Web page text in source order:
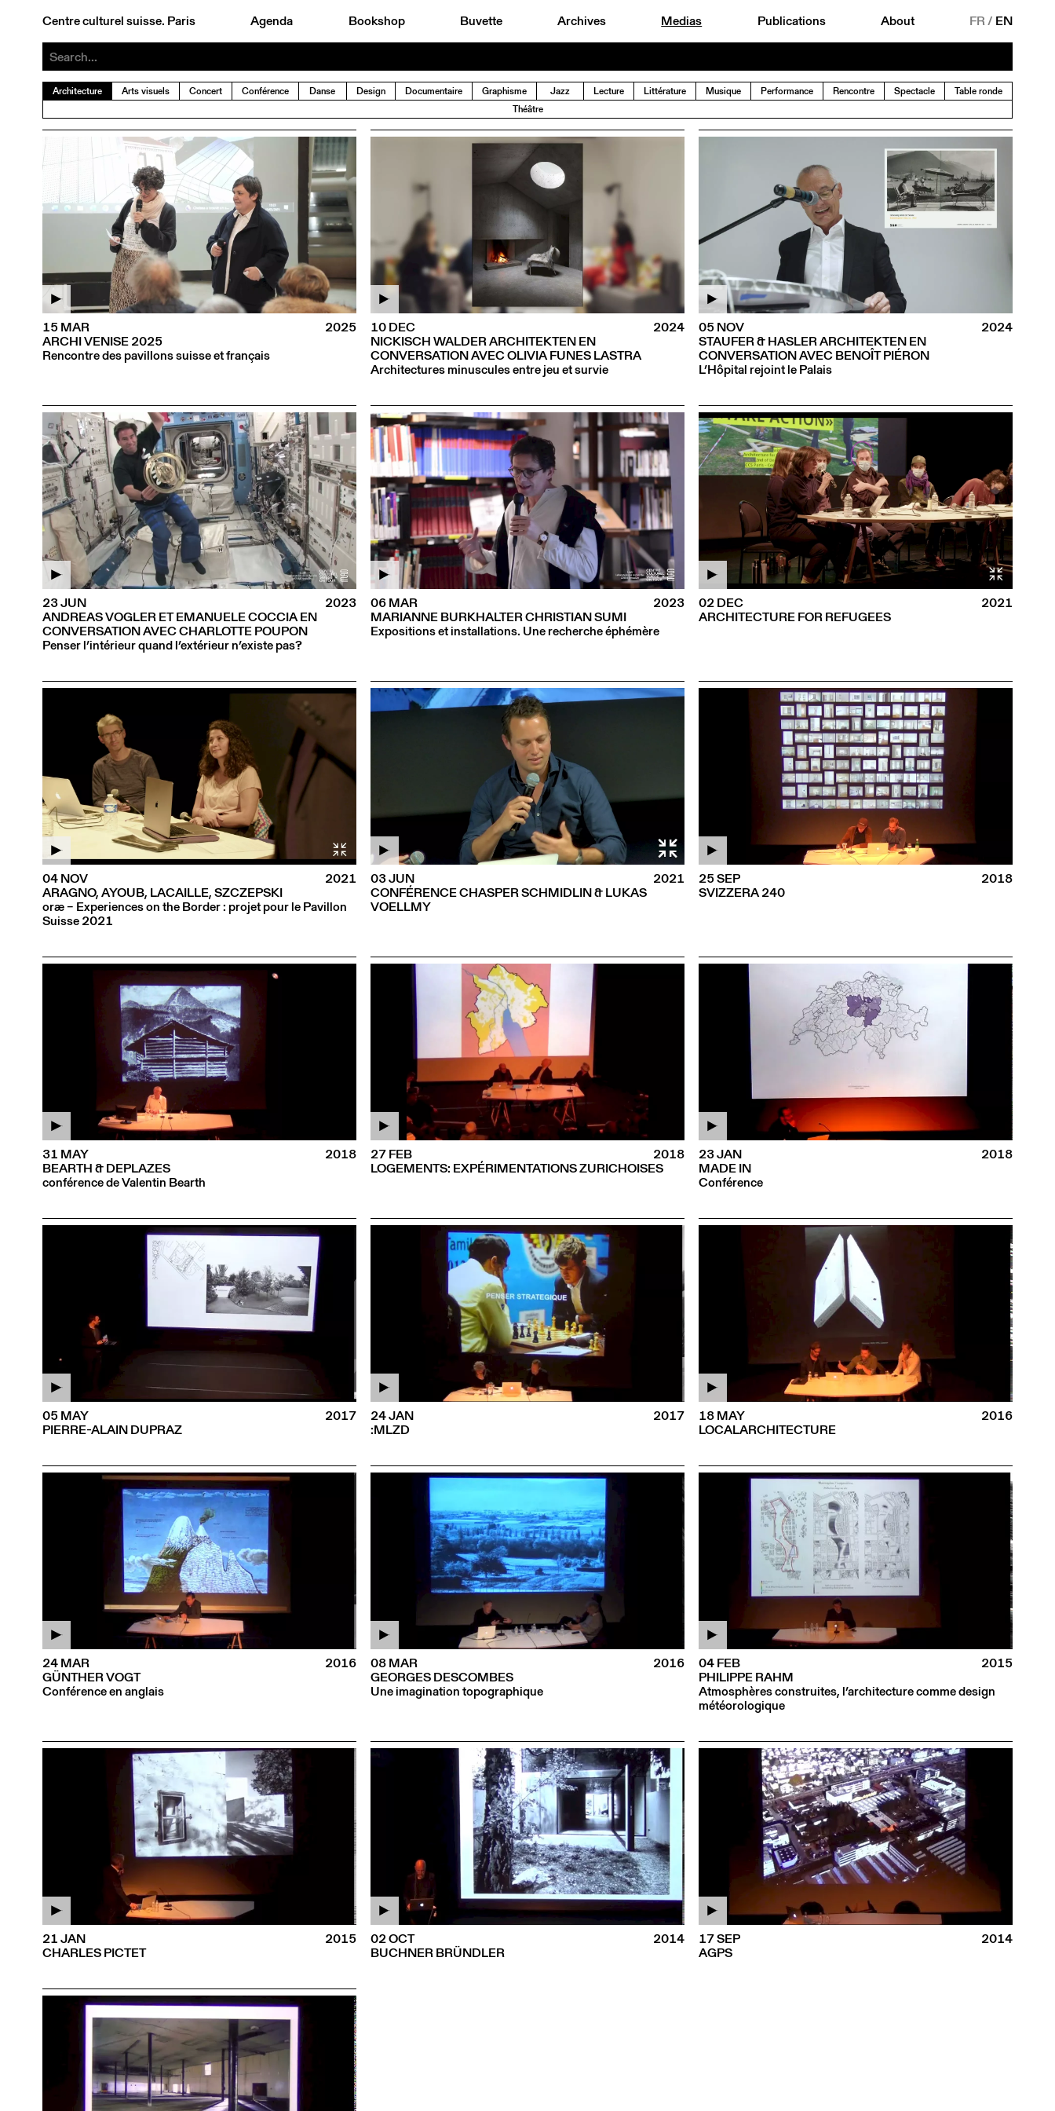
Centre culturel suisse. Paris Agenda Bookshop Buvette Archives Medias Publications About FR/ EN
Architecture Arts visuels Concert Conférence Danse Design Documentaire Graphisme Jazz Lecture Littérature Musique Performance Rencontre Spectacle
Table ronde
Théâtre
ARCHI VENISE 2025
Rencontre des pavillons suisse et français
15 MAR 2025
NICKISCH WALDER ARCHITEKTEN EN
CONVERSATION AVEC OLIVIA FUNES LASTRA
Architectures minuscules entre jeu et survie
10 DEC 2024
STAUFER & HASLER ARCHITEKTEN EN
CONVERSATION AVEC BENOÎT PIÉRON
L’Hôpital rejoint le Palais
05 NOV 2024
ANDREAS VOGLER ET EMANUELE COCCIA EN
CONVERSATION AVEC CHARLOTTE POUPON
Penser l’intérieur quand l’extérieur n’existe pas?
23 JUN 2023
MARIANNE BURKHALTER CHRISTIAN SUMI
Expositions et installations. Une recherche éphémère
06 MAR 2023
ARCHITECTURE FOR REFUGEES
02 DEC 2021
ARAGNO, AYOUB, LACAILLE, SZCZEPSKI
oræ – Experiences on the Border : projet pour le Pavillon
Suisse 2021
04 NOV 2021
CONFÉRENCE CHASPER SCHMIDLIN & LUKAS
VOELLMY
03 JUN 2021
SVIZZERA 240
25 SEP 2018
BEARTH & DEPLAZES
conférence de Valentin Bearth
31 MAY 2018
LOGEMENTS: EXPÉRIMENTATIONS ZURICHOISES
27 FEB 2018
MADE IN
Conférence
23 JAN 2018
PIERRE-ALAIN DUPRAZ
05 MAY 2017
:MLZD
24 JAN 2017
LOCALARCHITECTURE
18 MAY 2016
GÜNTHER VOGT
Conférence en anglais
24 MAR 2016
GEORGES DESCOMBES
Une imagination topographique
08 MAR 2016
PHILIPPE RAHM
Atmosphères construites, l’architecture comme design
météorologique
04 FEB 2015
CHARLES PICTET
21 JAN 2015
BUCHNER BRÜNDLER
02 OCT 2014
AGPS
17 SEP 2014